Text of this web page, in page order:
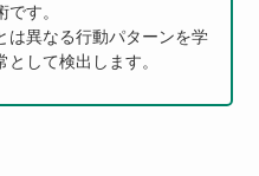
す。
は異なる行動パターンを学
して検出します。